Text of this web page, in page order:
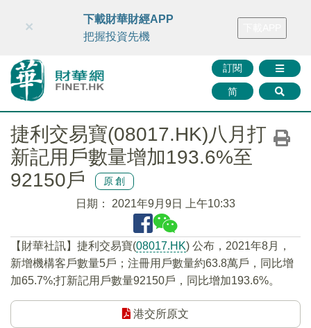
財華智庫網 FINTV FINMETA 財華證券 媒體矩陣
訂閱
简
×
下載財華財經APP
把握投資先機
捷利交易寶(08017.HK)八月打
新記用戶數量增加193.6%至
92150戶
原創
日期： 2021年9月9日 上午10:33
【財華社訊】捷利交易寶(08017.HK) 公布，2021年8月，
新增機構客戶數量5戶；注冊用戶數量約63.8萬戶，同比增
加65.7%;打新記用戶數量92150戶，同比增加193.6%。
港交所原文